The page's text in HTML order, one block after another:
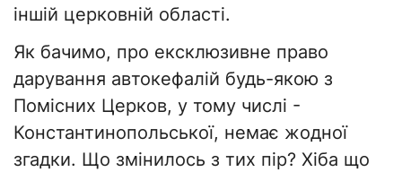
іншій церковній області.
Як бачимо, про ексклюзивне право
дарування автокефалій будь-якою з
Помісних Церков, у тому числі -
Константинопольської, немає жодної
згадки. Що змінилось з тих пір? Хіба що